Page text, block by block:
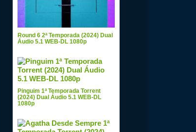
Round 6 2ª Temporada (2024) Dual
Áudio 5.1 WEB-DL 1080p
Pinguim 1ª Temporada Torrent
(2024) Dual Áudio 5.1 WEB-DL
1080p